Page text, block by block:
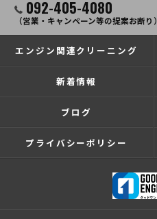
092-405-4080
（営業・キャンペーン等の提案お断り）
エンジン関連クリーニング
新着情報
ブログ
プライバシーポリシー